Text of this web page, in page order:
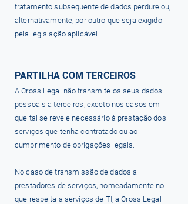
tratamento subsequente de dados perdure ou,
alternativamente, por outro que seja exigido
pela legislação aplicável.
PARTILHA COM TERCEIROS
A Cross Legal não transmite os seus dados
pessoais a terceiros, exceto nos casos em
que tal se revele necessário à prestação dos
serviços que tenha contratado ou ao
cumprimento de obrigações legais.
No caso de transmissão de dados a
prestadores de serviços, nomeadamente no
que respeita a serviços de TI, a Cross Legal